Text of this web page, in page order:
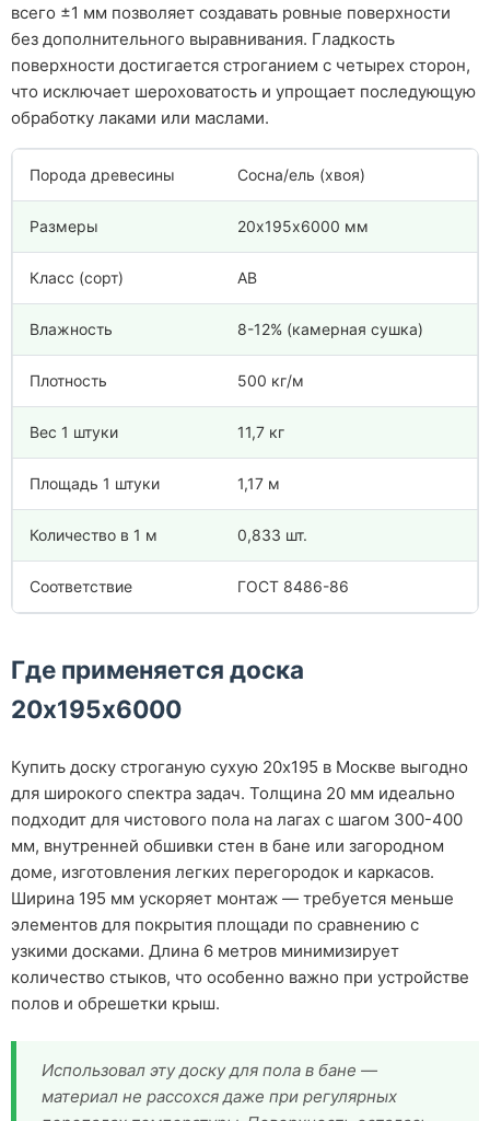
всего ±1 мм позволяет создавать ровные поверхности
без дополнительного выравнивания. Гладкость
поверхности достигается строганием с четырех сторон,
что исключает шероховатость и упрощает последующую
обработку лаками или маслами.
Порода древесины Сосна/ель (хвоя)
Размеры 20х195х6000 мм
Класс (сорт) АВ
Влажность 8-12% (камерная сушка)
Плотность 500 кг/м
Вес 1 штуки 11,7 кг
Площадь 1 штуки 1,17 м
Количество в 1 м 0,833 шт.
Соответствие ГОСТ 8486-86
Где применяется доска
20х195х6000
Купить доску строганую сухую 20х195 в Москве выгодно
для широкого спектра задач. Толщина 20 мм идеально
подходит для чистового пола на лагах с шагом 300-400
мм, внутренней обшивки стен в бане или загородном
доме, изготовления легких перегородок и каркасов.
Ширина 195 мм ускоряет монтаж — требуется меньше
элементов для покрытия площади по сравнению с
узкими досками. Длина 6 метров минимизирует
количество стыков, что особенно важно при устройстве
полов и обрешетки крыш.
Использовал эту доску для пола в бане —
материал не рассохся даже при регулярных